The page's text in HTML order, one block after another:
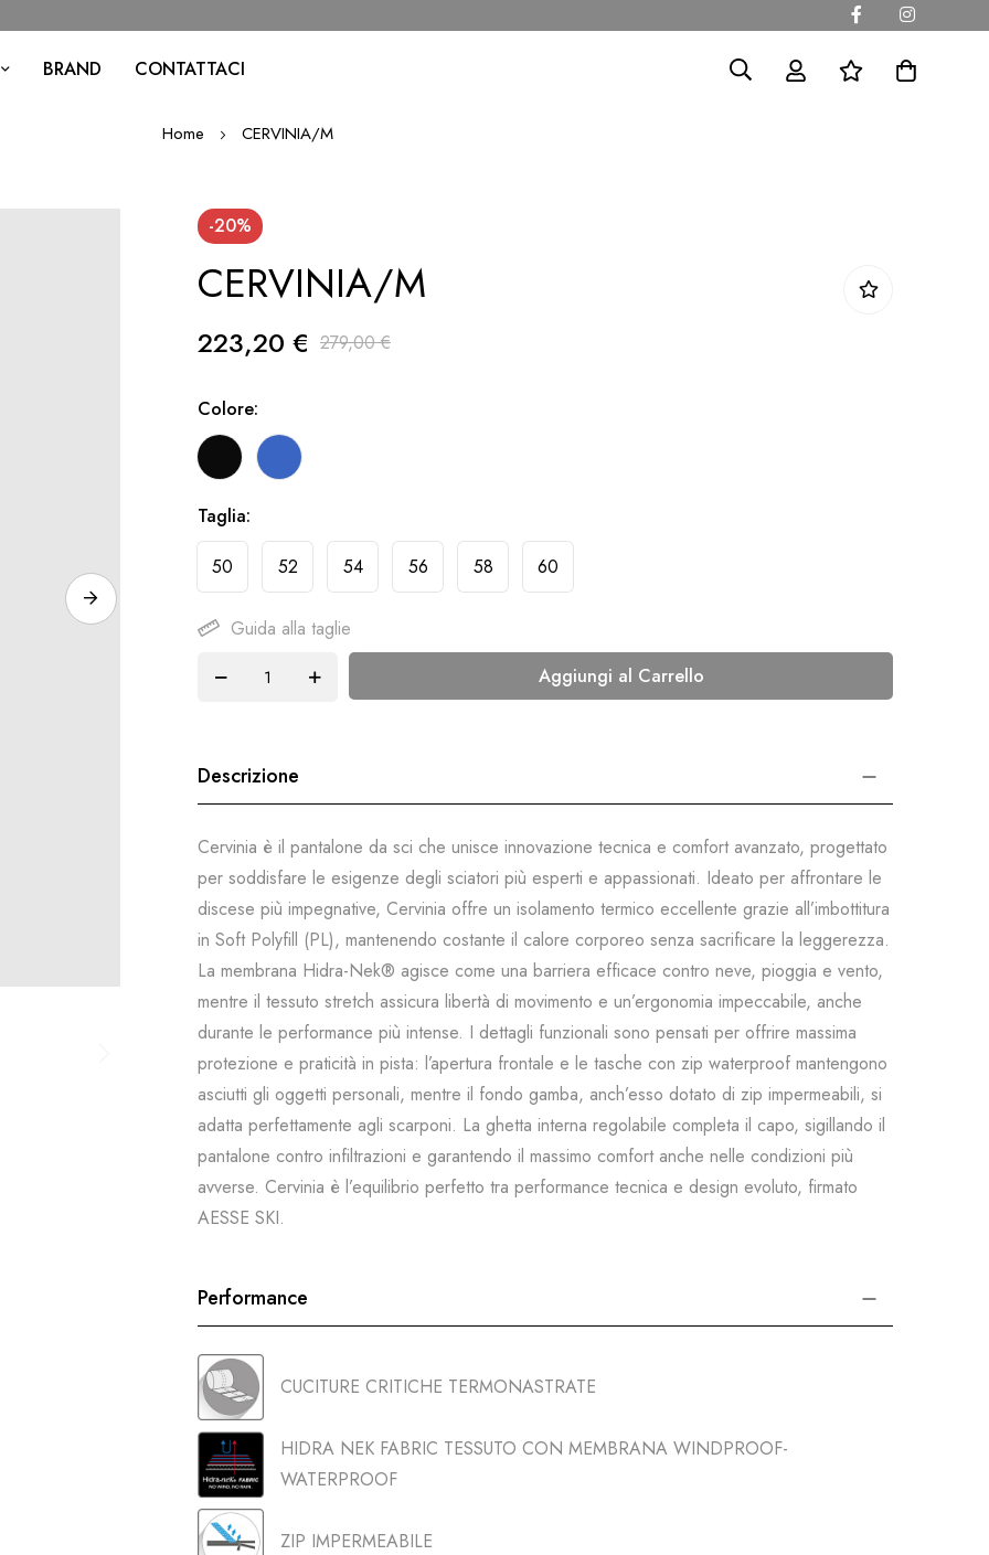
BRAND CONTATTACI
Home CERVINIA/M
-20%
CERVINIA/M
223,20 € 279,00 €
Colore
Taglia
50
52 54 56 58 60
Guida alla taglie
Aggiungi al Carrello
Descrizione
Cervinia è il pantalone da sci che unisce innovazione tecnica e comfort avanzato, progettato
per soddisfare le esigenze degli sciatori più esperti e appassionati. Ideato per affrontare le
discese più impegnative, Cervinia offre un isolamento termico eccellente grazie all’imbottitura
in Soft Polyfill (PL), mantenendo costante il calore corporeo senza sacrificare la leggerezza.
La membrana Hidra-Nek® agisce come una barriera efficace contro neve, pioggia e vento,
mentre il tessuto stretch assicura libertà di movimento e un’ergonomia impeccabile, anche
durante le performance più intense. I dettagli funzionali sono pensati per offrire massima
protezione e praticità in pista: l’apertura frontale e le tasche con zip waterproof mantengono
asciutti gli oggetti personali, mentre il fondo gamba, anch’esso dotato di zip impermeabili, si
adatta perfettamente agli scarponi. La ghetta interna regolabile completa il capo, sigillando il
pantalone contro infiltrazioni e garantendo il massimo comfort anche nelle condizioni più
avverse. Cervinia è l’equilibrio perfetto tra performance tecnica e design evoluto, firmato
AESSE SKI.
Performance
CUCITURE CRITICHE TERMONASTRATE
HIDRA NEK FABRIC TESSUTO CON MEMBRANA WINDPROOF-
WATERPROOF
ZIP IMPERMEABILE